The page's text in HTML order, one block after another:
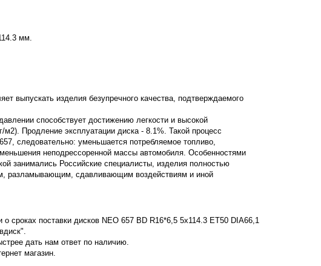
мм.
выпускать изделия безупречного качества, подтверждаемого
способствует достижению легкости и высокой
Продление эксплуатации диска - 8.1%. Такой процесс
следовательно: уменьшается потребляемое топливо,
неподрессоренной массы автомобиля. Особенностями
занимались Российские специалисты, изделия полностью
разламывающим, сдавливающим воздействиям и иной
сроках поставки дисков NEO 657 BD R16*6,5 5x114.3 ET50 DIA66,1
дать нам ответ по наличию.
магазин.